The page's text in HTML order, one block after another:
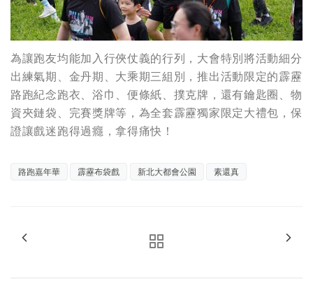
為讓跑友均能加入行俠仗義的行列，大會特別將活動細分
出練氣期、金丹期、大乘期三組別，推出活動限定的霹靂
路跑紀念跑衣、浴巾、便條紙、撲克牌，還有鑰匙圈、物
資夾鏈袋、完賽獎牌等，為全套霹靂獨家限定大禮包，保
證讓戲迷跑得過癮，拿得痛快！
路跑嘉年華 霹靂布袋戲 新北大都會公園 素還真